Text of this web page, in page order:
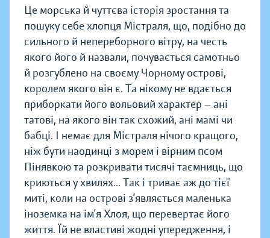
Це морська й чуттєва історія зростання та
пошуку себе хлопця Містраля, що, подібно до
сильного й непереборного вітру, на честь
якого його й назвали, почувається самотньо
й розгублено на своєму Чорному острові,
королем якого він є. Та нікому не вдається
приборкати його вольовий характер — ані
татові, на якого він так схожий, ані мамі чи
бабці. І немає для Містраля нічого кращого,
ніж бути наодинці з морем і вірним псом
Пінявкою та розкривати тисячі таємниць, що
криються у хвилях... Так і триває аж до тієї
миті, коли на острові з’являється маленька
іноземка на ім’я Хлоя, що перевертає його
життя. Їй не властиві жодні упередження, і